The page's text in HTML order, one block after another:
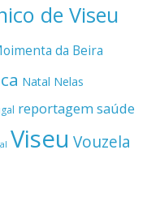
de Viseu
da Beira
Natal Nelas
reportagemsaúde
Viseu Vouzela